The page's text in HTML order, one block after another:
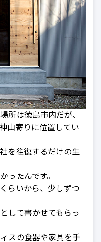
所は徳島市内だが、
山寄りに位置してい
を往復するだけの生
ったんです。
らいから、少しずつ
して書かせてもらっ
スの食器や家具を手